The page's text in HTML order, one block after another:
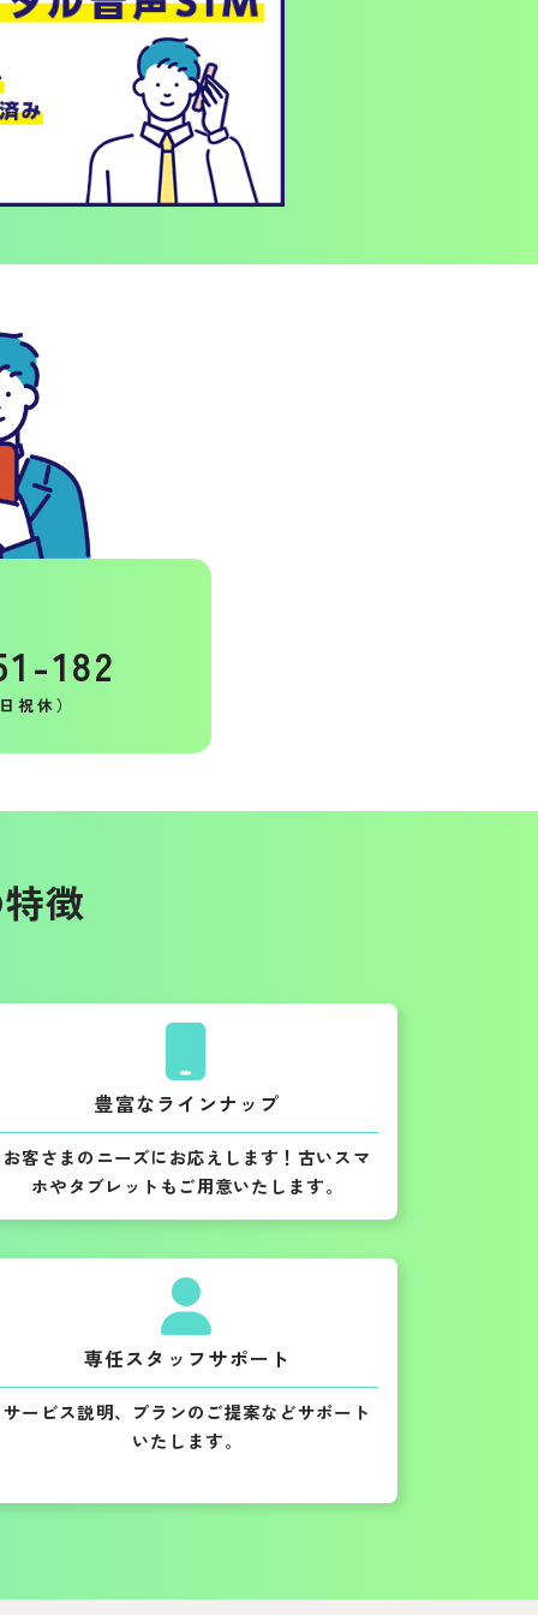
182
祝休）
徴
豊富なラインナップ
お客さまのニーズにお応えします！古いスマ
ホやタブレットもご用意いたします。
専任スタッフサポート
サービス説明、プランのご提案などサポート
いたします。